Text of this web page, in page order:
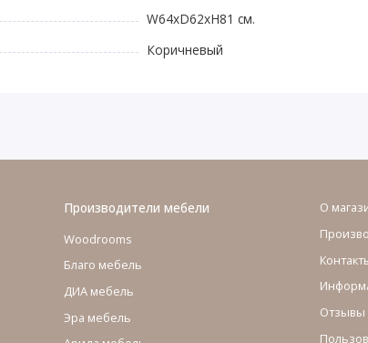
W64xD62xH81 см.
Коричневый
Производители мебели
Woodrooms
Благо мебель
ДИА мебель
Эра мебель
О
Отзывы